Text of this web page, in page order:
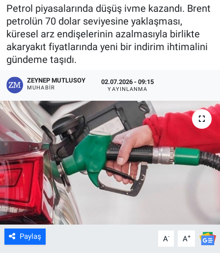
Petrol piyasalarında düşüş ivme kazandı. Brent
petrolün 70 dolar seviyesine yaklaşması,
küresel arz endişelerinin azalmasıyla birlikte
akaryakıt fiyatlarında yeni bir indirim ihtimalini
gündeme taşıdı.
ZEYNEP MUTLUSOY
MUHABIR
02.07.2026 - 09:15
YAYINLANMA
Paylaş A- A+